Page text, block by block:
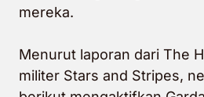
mereka.
Menurut laporan dari The
militer Stars and Stripes,